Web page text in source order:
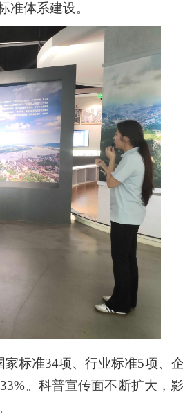
准体系建设。
标准34项、行业标准5项、
。科普宣传面不断扩大，